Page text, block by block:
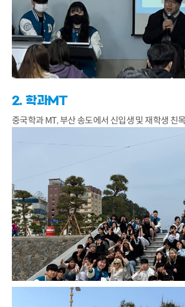
2. 학과MT
중국학과 MT, 부산 송도에서 신입생 및 재학생 친